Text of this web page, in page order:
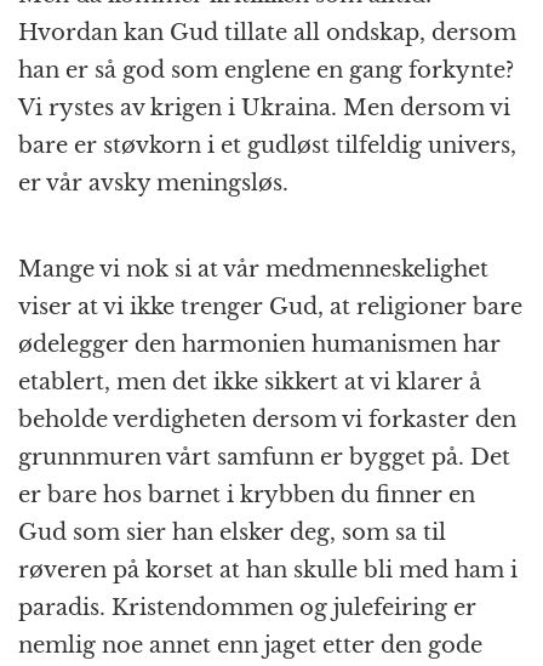
Hvordan kan Gud tillate all ondskap, dersom
han er så god som englene en gang forkynte?
Vi rystes av krigen i Ukraina. Men dersom vi
bare er støvkorn i et gudløst tilfeldig univers,
er vår avsky meningsløs.
Mange vi nok si at vår medmenneskelighet
viser at vi ikke trenger Gud, at religioner bare
ødelegger den harmonien humanismen har
etablert, men det ikke sikkert at vi klarer å
beholde verdigheten dersom vi forkaster den
grunnmuren vårt samfunn er bygget på. Det
er bare hos barnet i krybben du finner en
Gud som sier han elsker deg, som sa til
røveren på korset at han skulle bli med ham i
paradis. Kristendommen og julefeiring er
nemlig noe annet enn jaget etter den gode